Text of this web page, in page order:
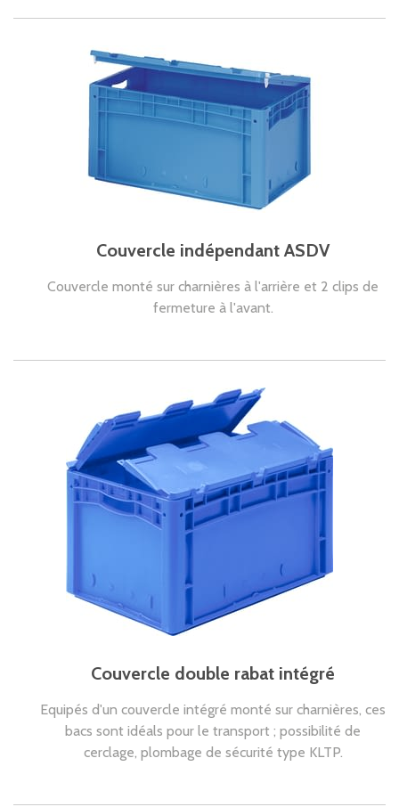
Couvercle indépendant ASDV
Couvercle monté sur charnières à l'arrière et 2 clips de
fermeture à l'avant.
Couvercle double rabat intégré
Equipés d'un couvercle intégré monté sur charnières, ces
bacs sont idéals pour le transport ; possibilité de
cerclage, plombage de sécurité type KLTP.